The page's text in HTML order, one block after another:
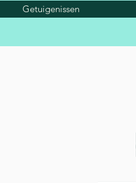
Getuigenissen